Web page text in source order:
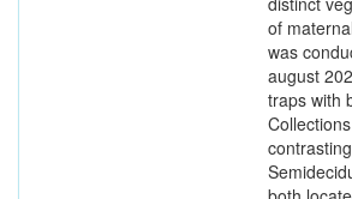
of
was
august
traps with